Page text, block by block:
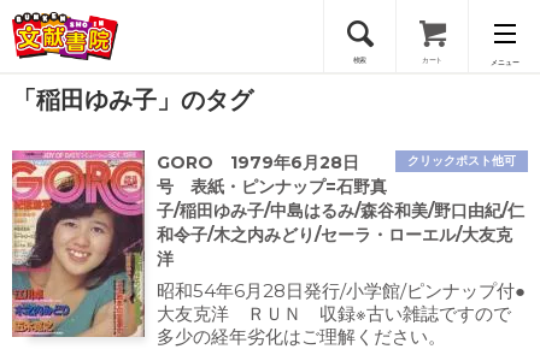
検索 カート メニュー
会員登録
ログイン
「稲田ゆみ子」のタグ
クリックポスト他可
GORO 1979年6月28日
号 表紙・ピンナップ=石野真
子/稲田ゆみ子/中島はるみ/森谷和美/野口由紀/仁
和令子/木之内みどり/セーラ・ローエル/大友克
洋
昭和54年6月28日発行/小学館/ピンナップ付●
大友克洋 ＲＵＮ 収録※古い雑誌ですので
多少の経年劣化はご理解ください。